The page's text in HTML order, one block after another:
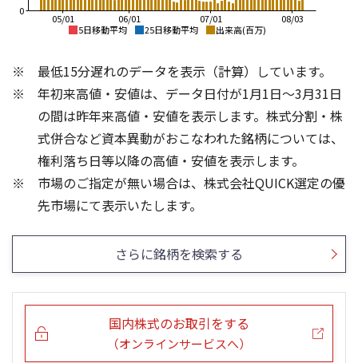
5日移動平均 25日移動平均 出来高(百万)
08/03
07/01
06/01
05/01
0
13週移動平均 26週移動平均 出来高(千)
1,000
2,000
2,500
3,000
0
1,000
1,500
2,000
5ヶ月移動平均 25ヶ月移動平均 出来高(千)
1,000
3,000
4,000
5,000
6,000
0
500
1,000
最低15分遅れのデータを表示（計算）しています。
年初来高値・安値は、データ日付が1月1日～3月31日
の間は昨年来高値・安値を表示します。株式分割・株
式併合など資本異動がおこなわれた銘柄については、
権利落ち日等以降の高値・安値を表示します。
市場のご指定が無い場合は、株式会社QUICK選定の優
先市場にて表示いたします。
さらに銘柄を検索する
国内株式のお取引をする
（オンラインサービスへ）